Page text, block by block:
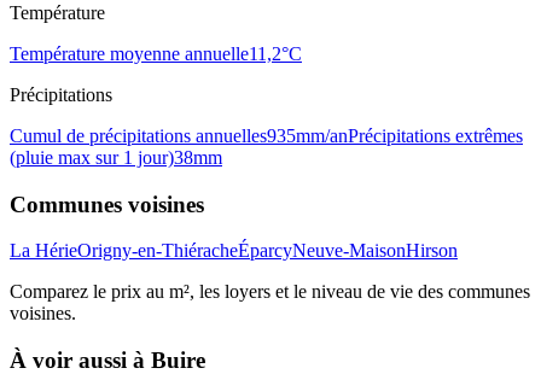
Température
Température moyenne annuelle11,2°C
Précipitations
Cumul de précipitations annuelles935mm/anPrécipitations extrêmes
(pluie max sur 1 jour)38mm
Communes voisines
La HérieOrigny-en-ThiéracheÉparcyNeuve-MaisonHirson
Comparez le prix au m², les loyers et le niveau de vie des communes
voisines.
À voir aussi à Buire